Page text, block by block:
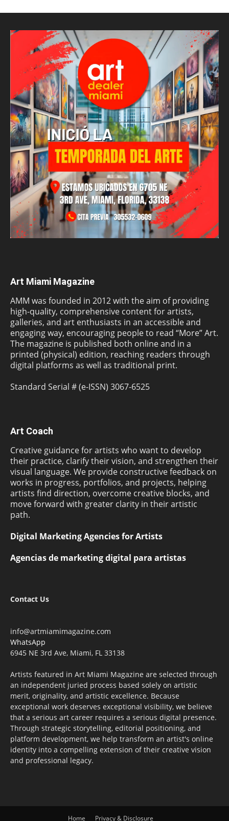
Art Miami Magazine
AMM was founded in 2012 with the aim of providing
high-quality, comprehensive content for artists,
galleries, and art enthusiasts in an accessible and
engaging way, encouraging people to read “More” Art.
The magazine is published both online and in a
printed (physical) edition, reaching readers through
digital platforms as well as traditional print.
Standard Serial # (e-ISSN) 3067-6525
Art Coach
Creative guidance for artists who want to develop
their practice, clarify their vision, and strengthen their
visual language. We provide constructive feedback on
works in progress, portfolios, and projects, helping
artists find direction, overcome creative blocks, and
move forward with greater clarity in their artistic
path.
Digital Marketing Agencies for Artists
Agencias de marketing digital para artistas
Contact Us
info@artmiamimagazine.com
WhatsApp
6945 NE 3rd Ave, Miami, FL 33138
Artists featured in Art Miami Magazine are selected through
an independent juried process based solely on artistic
merit, originality, and artistic excellence. Because
exceptional work deserves exceptional visibility, we believe
that a serious art career requires a serious digital presence.
Through strategic storytelling, editorial positioning, and
platform development, we help transform an artist's online
identity into a compelling extension of their creative vision
and professional legacy.
Home Privacy & Disclosure